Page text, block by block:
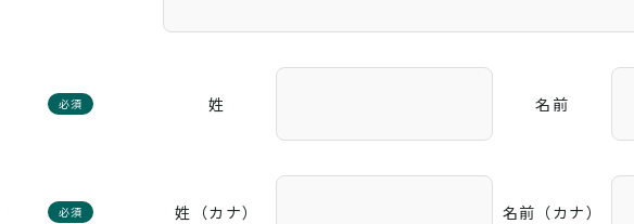
必須 姓 名前
必須 姓（カナ） 名前（カナ）